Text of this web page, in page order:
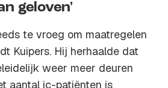
geloven'
te vroeg om maatregelen
Kuipers. Hij herhaalde dat
weer meer deuren
aantal ic-patiënten is